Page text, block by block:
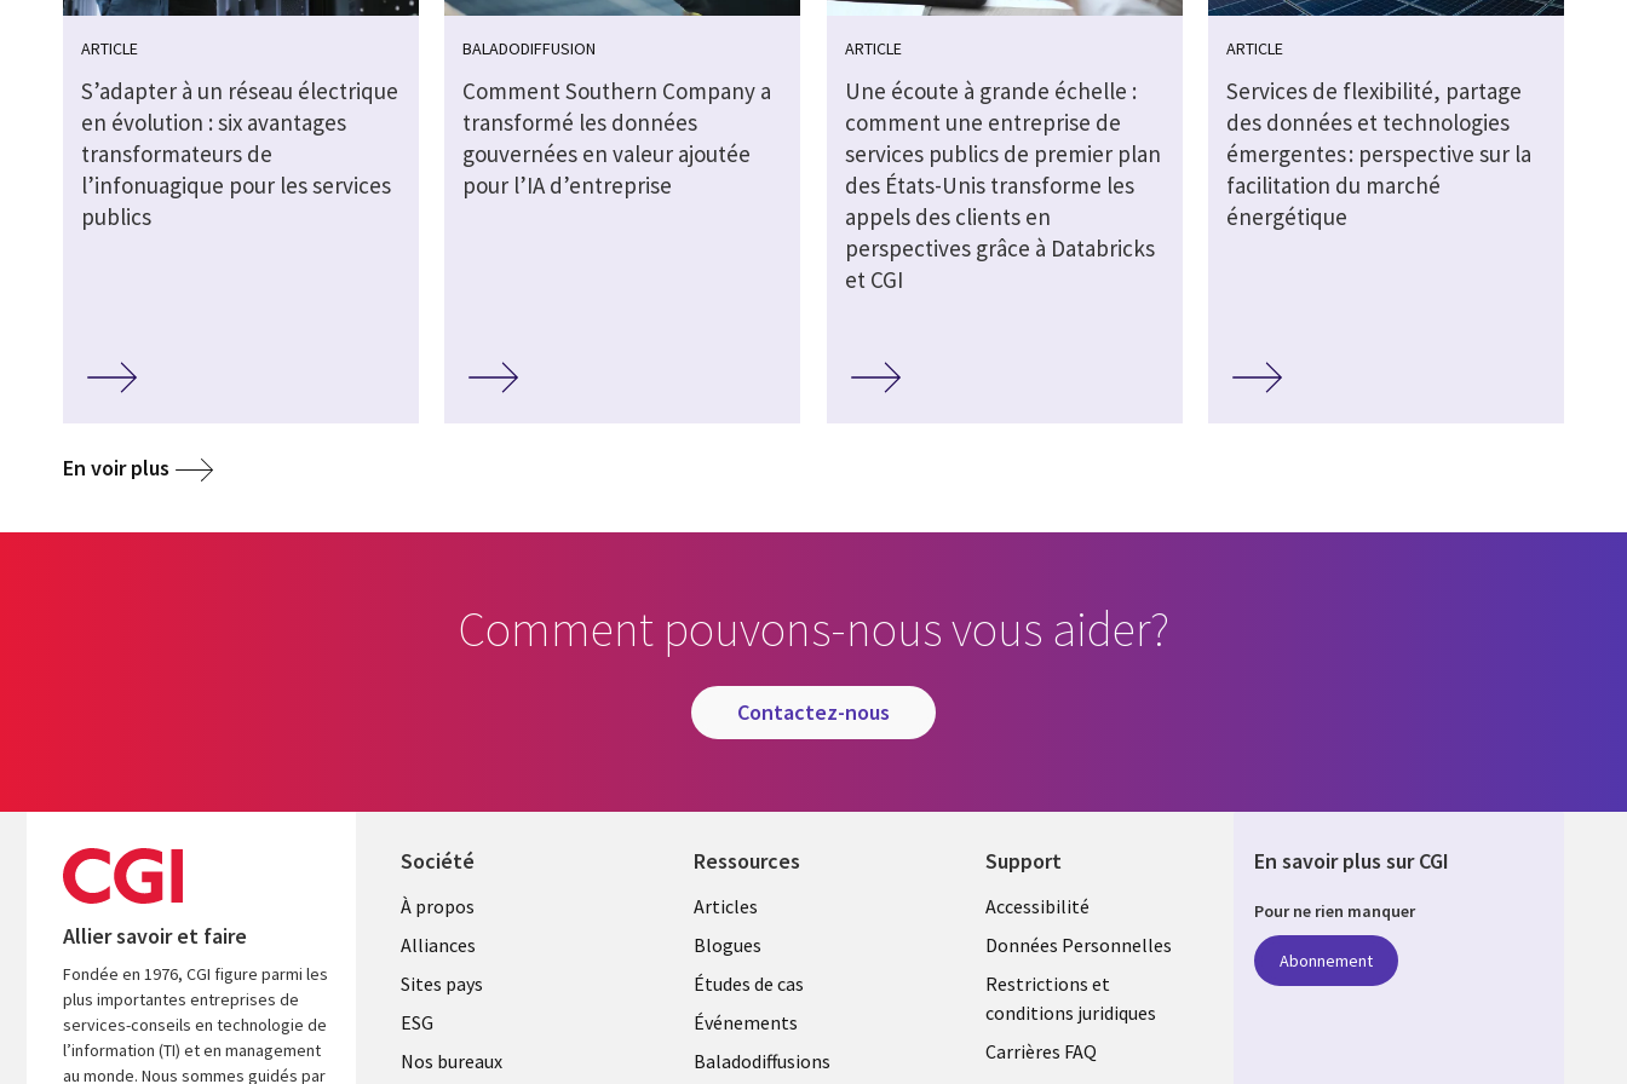
ARTICLE
S’adapter à un réseau électrique
en évolution : six avantages
transformateurs de
l’infonuagique pour les services
publics
BALADODIFFUSION
Comment Southern Company a
transformé les données
gouvernées en valeur ajoutée
pour l’IA d’entreprise
ARTICLE
Une écoute à grande échelle :
comment une entreprise de
services publics de premier plan
des États-Unis transforme les
appels des clients en
perspectives grâce à Databricks
et CGI
ARTICLE
Services de flexibilité, partage
des données et technologies
émergentes : perspective sur la
facilitation du marché
énergétique
En voir plus
Comment pouvons-nous vous aider?
contactez-nous
Allier savoir et faire
Fondée en 1976, CGI figure parmi les
plus importantes entreprises de
services-conseils en technologie de
l’information (TI) et en management
au monde. Nous sommes guidés par
Société
À propos
Alliances
Sites pays
ESG
Nos bureaux
Ressources
Articles
Blogues
Études de cas
Événements
Baladodiffusions
Support
Accessibilité
Données Personnelles
Restrictions et
conditions juridiques
Carrières FAQ
En savoir plus sur CGI
Pour ne rien manquer
Abonnement